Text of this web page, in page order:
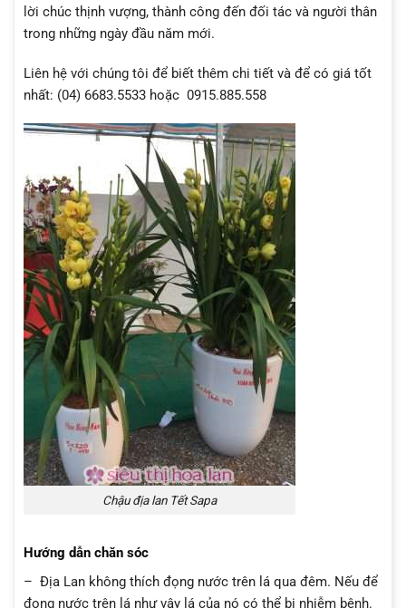
lời chúc thịnh vượng, thành công đến đối tác và người thân
trong những ngày đầu năm mới.
Liên hệ với chúng tôi để biết thêm chi tiết và để có giá tốt
nhất: (04) 6683.5533 hoặc 0915.885.558
Chậu địa lan Tết Sapa
Hướng dẫn chăn sóc
– Địa Lan không thích đọng nước trên lá qua đêm. Nếu để
đọng nước trên lá như vậy lá của nó có thể bị nhiễm bệnh.